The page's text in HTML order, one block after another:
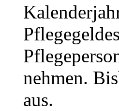
nehmen.
aus.